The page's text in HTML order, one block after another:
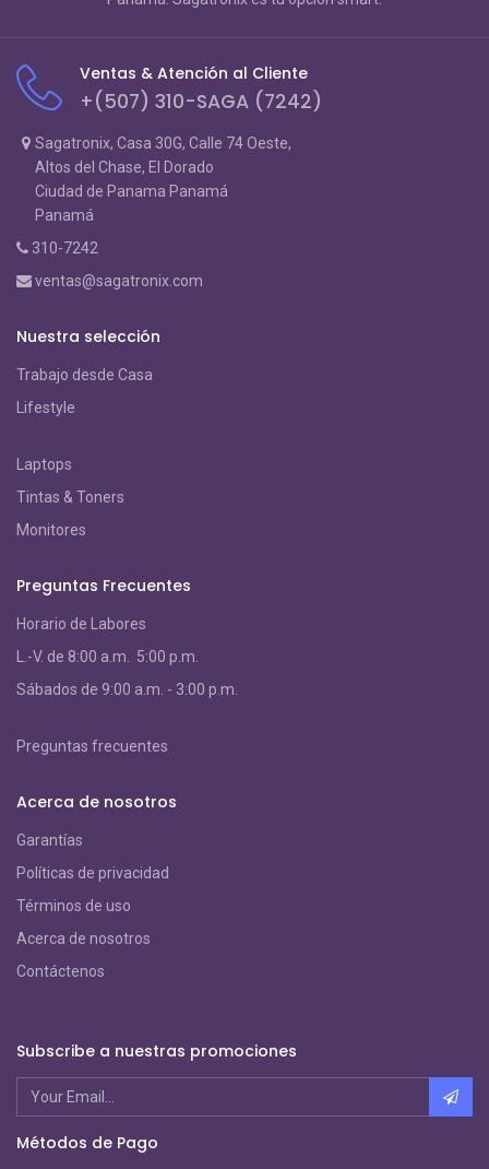
Ventas & Atención al Cliente
+(507) 310-SAGA (7242)
Sagatronix, Casa 30G, Calle 74 Oeste,
Altos del Chase, El Dorado
Ciudad de Panama Panamá
Panamá
310-7242
ventas@sagatronix.com
Nuestra selección
Trabajo desde Casa
Lifestyle
Laptops
Tintas & Toners
Monitores
Preguntas Frecuentes
Horario de Labores
L.-V. de 8:00 a.m. 5:00 p.m.
Sábados de 9:00 a.m. - 3:00 p.m.
Preguntas frecuentes
Acerca de nosotros
Garantías
Políticas de privacidad
Términos de uso
Acerca de nosotros
Contáctenos
Subscribe a nuestras promociones
Métodos de Pago